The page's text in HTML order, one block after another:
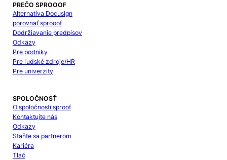
PREČO SPROOOF
Alternatíva Docusign
porovnať sprooof
Dodržiavanie predpisov
Odkazy
Pre podniky
Pre ľudské zdroje/HR
Pre univerzity
SPOLOČNOSŤ
O spoločnosti sproof
Kontaktujte nás
Odkazy
Staňte sa partnerom
Kariéra
Tlač